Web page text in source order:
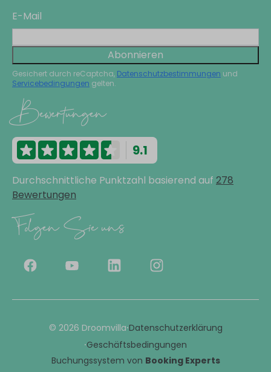
E-Mail
Abonnieren
Gesichert durch reCaptcha, Datenschutzbestimmungen und
Servicebedingungen gelten.
Bewertungen
9.1
Durchschnittliche Punktzahl basierend auf 278
Bewertungen
Folgen Sie uns
© 2026 Droomvilla·Datenschutzerklärung
·Geschäftsbedingungen
Buchungssystem von Booking Experts